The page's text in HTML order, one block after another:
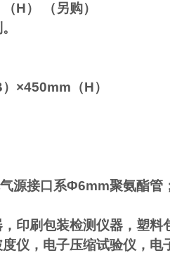
（另购）
×450mm（H）
源接口系Φ6mm聚氨酯管
印刷包装检测仪器，塑料
仪，电子压缩试验仪，